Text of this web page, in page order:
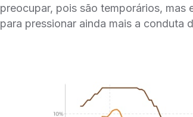
preocupar, pois são temporários, mas
para pressionar ainda mais a conduta